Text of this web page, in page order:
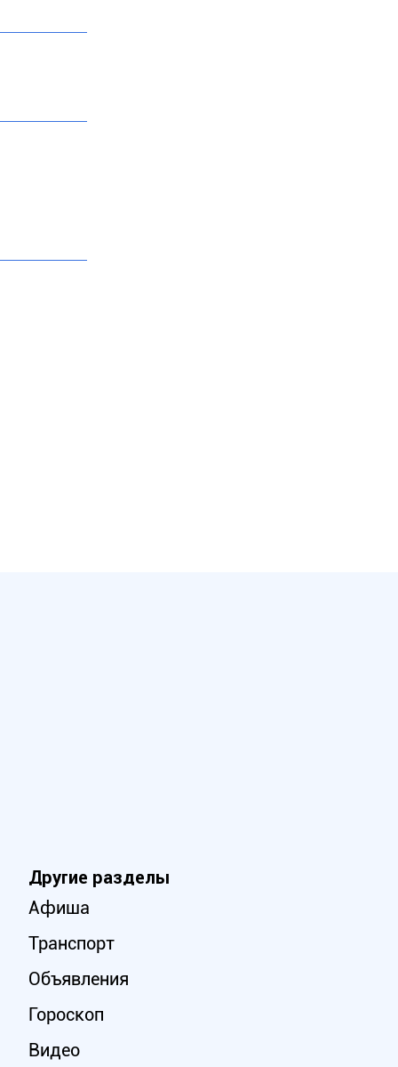
Другие разделы
Афиша
Транспорт
Объявления
Гороскоп
Видео